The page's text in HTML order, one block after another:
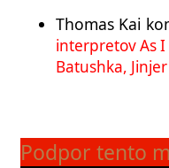
Thomas Kai
interpretov As
Batushka, Jinjer
Podpor tento